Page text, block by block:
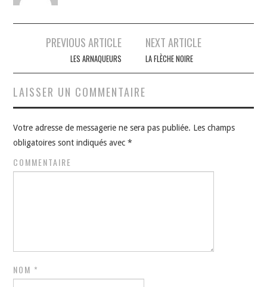
Navigation
articles
PREVIOUS ARTICLE
LES ARNAQUEURS
NEXT ARTICLE
LA FLÈCHE NOIRE
LAISSER UN COMMENTAIRE
Votre adresse de messagerie ne sera pas publiée. Les champs
obligatoires sont indiqués avec*
COMMENTAIRE
NOM *